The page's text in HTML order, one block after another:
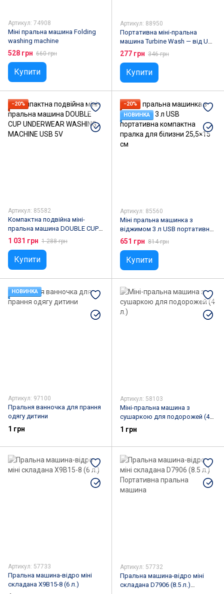
Артикул: 74908
Міні пральна машина Folding
washing machine
528 грн 660 грн
Купити
Артикул: 88950
Портативна міні‑пральна
машина Turbine Wash — від USB
та повербанка
277 грн 346 грн
Купити
−20%
Артикул: 85582
Компактна подвійна міні-
пральна машина DOUBLE CUP
UNDERWEAR WASHING
MACHINE USB 5V
1 031 грн 1 288 грн
Купити
−20%
НОВИНКА
Артикул: 85560
Міні пральна машинка з
віджимом 3 л USB портативна
компактна пралка для білизни
25,5×15 см
651 грн 814 грн
Купити
НОВИНКА
Артикул: 97100
Пральня ванночка для прання
одягу дитини
1 грн
Артикул: 58103
Міні-пральна машина з
сушаркою для подорожей (4
л.)
1 грн
Артикул: 57733
Пральна машина-відро міні
складана X9B15-8 (6 л.)
Артикул: 57732
Пральна машина-відро міні
складана D7906 (8.5 л.)